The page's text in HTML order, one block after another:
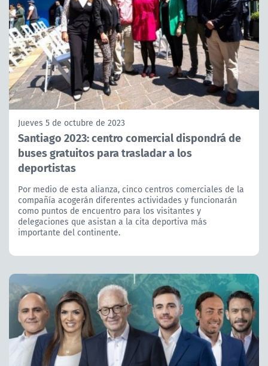
Jueves 5 de octubre de 2023
Santiago 2023: centro comercial dispondrá de
buses gratuitos para trasladar a los
deportistas
Por medio de esta alianza, cinco centros comerciales de la
compañía acogerán diferentes actividades y funcionarán
como puntos de encuentro para los visitantes y
delegaciones que asistan a la cita deportiva más
importante del continente.